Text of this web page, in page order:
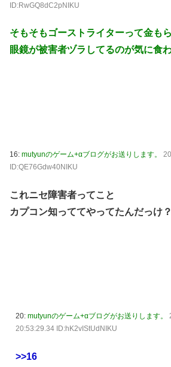
ID:RwGQ8dC2pNIKU
そもそもゴーストライターって金も
眼鏡が被害者ヅラしてるのが気に食
16: mutyunのゲーム+αブログがお送りします。
ID:QE76Gdw40NIKU
これニセ障害者ってこと
カプコン知っててやってたんだっけ？
20: mutyunのゲーム+αブログがお送りします。
20:53:29.34 ID:hK2vIStUdNIKU
>>16